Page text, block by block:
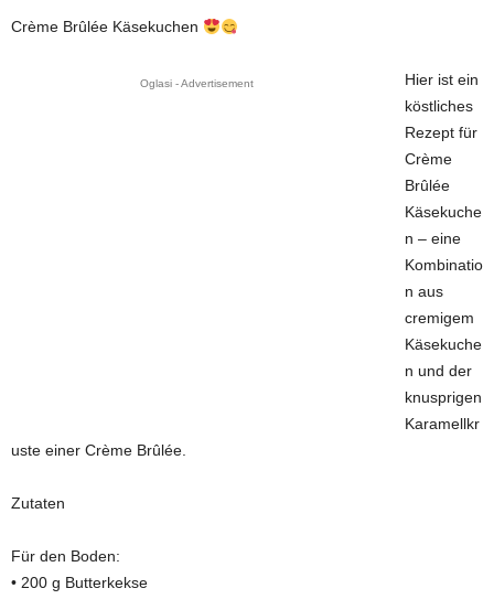
Crème Brûlée Käsekuchen
Oglasi - Advertisement
Hier ist ein
köstliches
Rezept für
Crème
Brûlée
Käsekuche
n – eine
Kombinatio
n aus
cremigem
Käsekuche
n und der
knusprigen
Karamellkr
uste einer Crème Brûlée.
Zutaten
Für den Boden:
• 200 g Butterkekse